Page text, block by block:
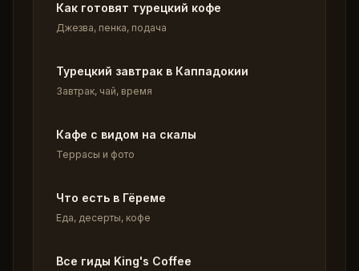
Как готовят турецкий кофе
Джезва, пенка, подача
Турецкий завтрак в Каппадокии
Завтрак, чай, время
Кафе с видом на скалы
Террасы и фото
Что есть в Гёреме
Еда, десерты, кофе
Все гиды King's Coffee